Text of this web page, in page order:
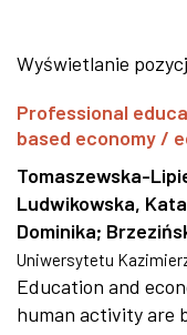
Wyświetlanie
Professional
based economy /
Tomaszewska-
Ludwikowska,
Dominika;
Uniwersytetu
Education and
human activity are